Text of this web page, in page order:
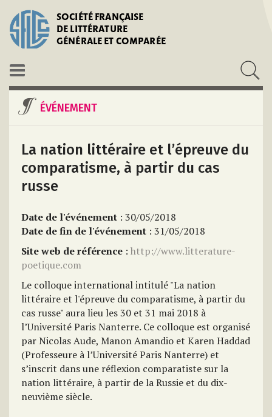
SOCIÉTÉ FRANÇAISE
DE LITTÉRATURE
GÉNÉRALE ET COMPARÉE
ÉVÉNEMENT
La nation littéraire et l’épreuve du
comparatisme, à partir du cas
russe
Date de l'événement : 30/05/2018
Date de fin de l'événement : 31/05/2018
Site web de référence : http://www.litterature-
poetique.com
Le colloque international intitulé "La nation
littéraire et l'épreuve du comparatisme, à partir du
cas russe" aura lieu les 30 et 31 mai 2018 à
l’Université Paris Nanterre. Ce colloque est organisé
par Nicolas Aude, Manon Amandio et Karen Haddad
(Professeure à l’Université Paris Nanterre) et
s’inscrit dans une réflexion comparatiste sur la
nation littéraire, à partir de la Russie et du dix-
neuvième siècle.